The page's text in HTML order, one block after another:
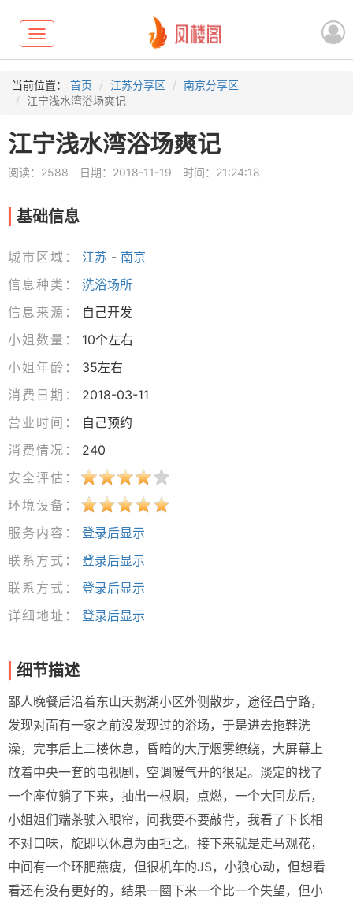
Toggle
navigation
当前位置： 首页 江苏分享区
南京分享区
江宁浅水湾浴场爽记
江宁浅水湾浴场爽记
阅读：2588 日期：2018-11-19 时间：21:24:18
基础信息
城市区域： 江苏 - 南京
信息种类：
洗浴场所
信息来源：
自己开发
小姐数量：
10个左右
小姐年龄：
35左右
消费日期：
2018-03-11
营业时间：
自己预约
消费情况：
240
安全评估：
环境设备：
服务内容：
登录后显示
联系方式：
登录后显示
联系方式：
登录后显示
详细地址：
登录后显示
细节描述
鄙人晚餐后沿着东山天鹅湖小区外侧散步，途径昌宁路，
发现对面有一家之前没发现过的浴场，于是进去拖鞋洗
澡，完事后上二楼休息，昏暗的大厅烟雾缭绕，大屏幕上
放着中央一套的电视剧，空调暖气开的很足。淡定的找了
一个座位躺了下来，抽出一根烟，点燃，一个大回龙后，
小姐姐们端茶驶入眼帘，问我要不要敲背，我看了下长相
不对口味，旋即以休息为由拒之。接下来就是走马观花，
中间有一个环肥燕瘦，但很机车的JS，小狼心动，但想看
看还有没有更好的，结果一圈下来一个比一个失望，但小